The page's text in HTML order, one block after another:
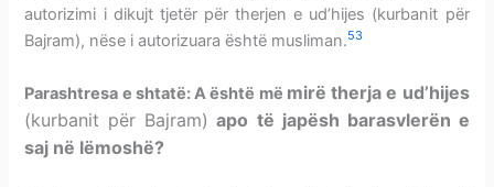
autorizimi i dikujt tjetër për therjen e ud’hijes (kurbanit për
Bajram), nëse i autorizuara është musliman.53
Parashtresa e shtatë: A është më mirë therja e ud’hijes
(kurbanit për Bajram) apo të japësh barasvlerën e
saj në lëmoshë?